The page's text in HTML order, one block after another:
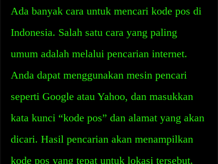
Ada banyak cara untuk mencari kode pos di
Indonesia. Salah satu cara yang paling
umum adalah melalui pencarian internet.
Anda dapat menggunakan mesin pencari
seperti Google atau Yahoo, dan masukkan
kata kunci “kode pos” dan alamat yang akan
dicari. Hasil pencarian akan menampilkan
kode pos yang tepat untuk lokasi tersebut.